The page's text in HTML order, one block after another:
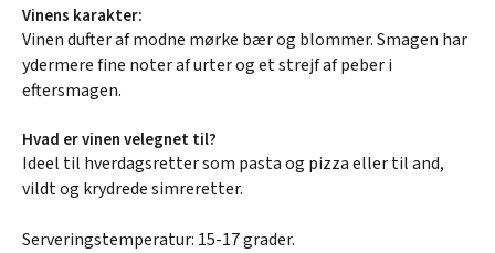
Vinens karakter:
Vinen dufter af modne mørke bær og blommer. Smagen har
ydermere fine noter af urter og et strejf af peber i
eftersmagen.
Hvad er vinen velegnet til?
Ideel til hverdagsretter som pasta og pizza eller til and,
vildt og krydrede simreretter.
Serveringstemperatur: 15-17 grader.